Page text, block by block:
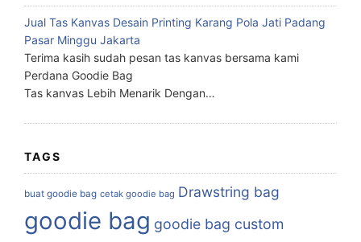
Jual Tas Kanvas Desain Printing Karang Pola Jati Padang
Pasar Minggu Jakarta
Terima kasih sudah pesan tas kanvas bersama kami
Perdana Goodie Bag
Tas kanvas Lebih Menarik Dengan…
TAGS
buat goodie bag cetak goodie bag Drawstring bag
goodie bag goodie bag custom